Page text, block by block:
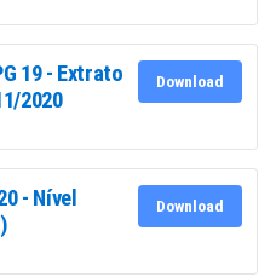
19 - Extrato
2020
Download
- Nível
Download